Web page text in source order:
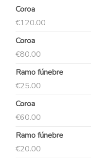
Coroa
€120.00
Coroa
€80.00
Ramo fúnebre
€25.00
Coroa
€60.00
Ramo fúnebre
€20.00